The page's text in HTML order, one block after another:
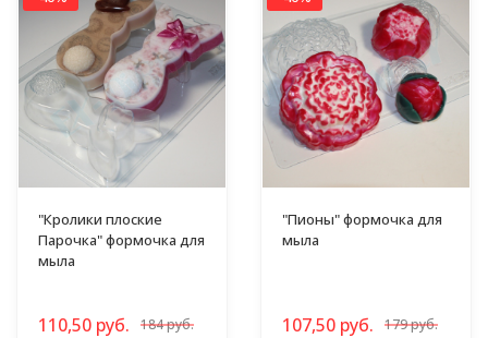
"Кролики плоские
Парочка" формочка для
мыла
110,50 руб. 184 руб.
"Пионы" формочка для
мыла
107,50 руб. 179 руб.